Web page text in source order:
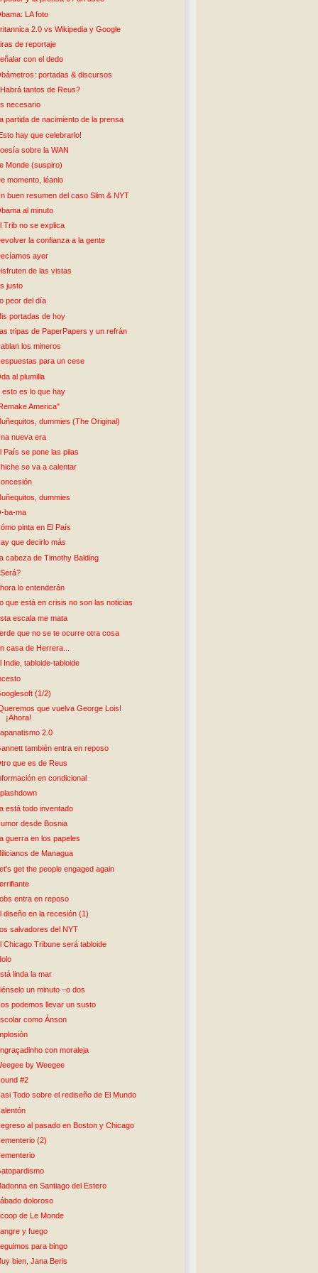
LA foto
2.0 vs Wikipedia y Google
de reportaje
con el dedo
portadas & discursos
tantos de Reus?
necesario
La partida de nacimiento de la prensa
hay que celebrarlo!
sobre la WAN
Monde (suspiro)
momento, léanlo
buen resumen del caso Slim & NYT
al minuto
Trib no se explica
la confianza a la gente
ayer
de las vistas
justo
Lo peor del día
portadas de hoy
tripas de PaperPapers y un refrán
los mineros
para un cese
al plumilla
esto es lo que hay
America"
dummies (The Original)
nueva era
País se pone las pilas
se va a calentar
dummies
ba-ma
pinta en El País
que decirlo más
cabeza de Timothy Balding
lo entenderán
Lo que está en crisis no son las noticias
escala me mata
que no se te ocurre otra cosa
casa de Herrera...
Indie, tabloide-tabloide
(1/2)
que vuelva George Lois!
¡Ahora!
2.0
también entra en reposo
que es de Reus
en condicional
está todo inventado
desde Bosnia
guerra en los papeles
de Managua
get the people engaged again
entra en reposo
diseño en la recesión (1)
salvadores del NYT
Chicago Tribune será tabloide
linda la mar
un minuto –o dos
podemos llevar un susto
como Ánson
con moraleja
by Weegee
#2
Todo sobre el rediseño de El Mundo
al pasado en Boston y Chicago
(2)
en Santiago del Estero
doloroso
de Le Monde
y fuego
para bingo
bien, Jana Beris